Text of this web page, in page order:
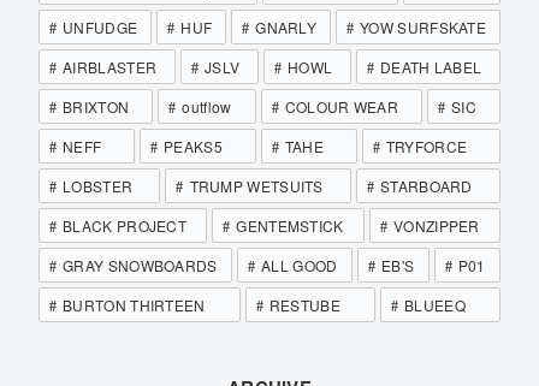
UNFUDGE
HUF GNARLY
YOW SURFSKATE
AIRBLASTER
JSLV HOWL
DEATH LABEL
BRIXTON
outflow COLOUR WEAR
SIC
NEFF
PEAKS5 TAHE
TRYFORCE
LOBSTER
TRUMP WETSUITS
STARBOARD
BLACK PROJECT
GENTEMSTICK
VONZIPPER
GRAY SNOWBOARDS
ALL GOOD EB'S
P01
BURTON THIRTEEN
RESTUBE BLUEEQ